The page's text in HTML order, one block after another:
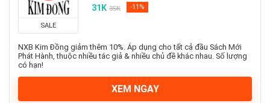
SALE
31K 35K -11%
NXB Kim Đồng giảm thêm 10%. Áp dụng cho tất cả đầu Sách Mới
Phát Hành, thuộc nhiều tác giả & nhiều chủ đề khác nhau. Số lượng
có hạn!
XEM NGAY